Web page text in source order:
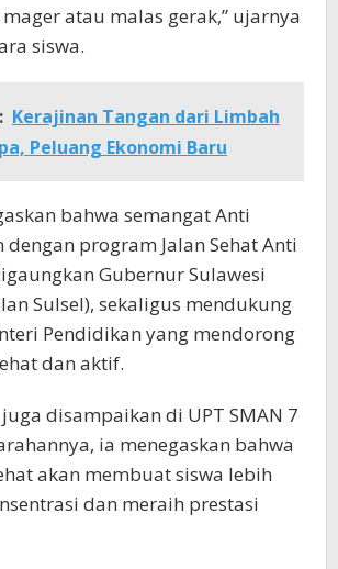
atau malas gerak,” ujarnya
siswa.
Kerajinan Tangan dari Limbah
Peluang Ekonomi Baru
bahwa semangat Anti
dengan program Jalan Sehat Anti
Gubernur Sulawesi
Sulsel), sekaligus mendukung
Pendidikan yang mendorong
dan aktif.
disampaikan di UPT SMAN 7
ia menegaskan bahwa
akan membuat siswa lebih
dan meraih prestasi